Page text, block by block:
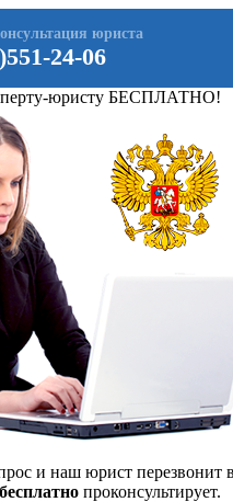
24-06
юриста
юристу БЕСПЛАТНО!
и наш юрист перезвонит
бесплатно проконсультирует.